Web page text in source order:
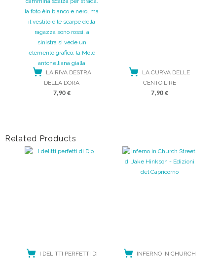
LA RIVA DESTRA
DELLA DORA
7,90 €
LA CURVA DELLE
CENTO LIRE
7,90 €
Related Products
I DELITTI PERFETTI DI
INFERNO IN CHURCH